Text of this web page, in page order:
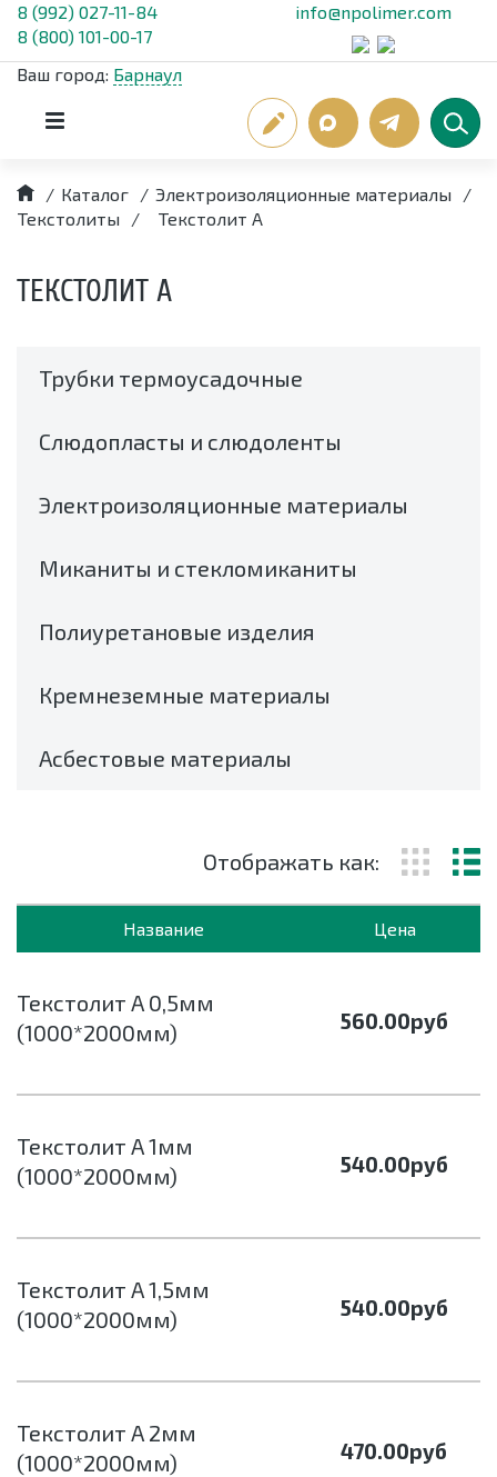
8 (992) 027-11-84
8 (800) 101-00-17
info@npolimer.com
Ваш город: Барнаул
/ Каталог / Электроизоляционные материалы
/
Текстолиты
/ Текстолит А
ТЕКСТОЛИТ А
Отображать как:
Название Цена
Текстолит А 0,5мм
(1000*2000мм)
560.00руб
Текстолит А 1мм
(1000*2000мм)
540.00руб
Текстолит А 1,5мм
(1000*2000мм)
540.00руб
Текстолит А 2мм
(1000*2000мм)
470.00руб
Трубки термоусадочные
Слюдопласты и слюдоленты
Электроизоляционные материалы
Миканиты и стекломиканиты
Полиуретановые изделия
Кремнеземные материалы
Асбестовые материалы